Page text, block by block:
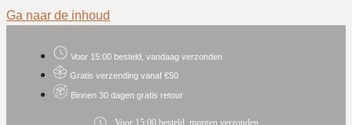
Ga naar de inhoud
Voor 15:00 besteld, vandaag verzonden
Gratis verzending vanaf €50
Binnen 30 dagen gratis retour
Voor 15:00 besteld, morgen verzonden